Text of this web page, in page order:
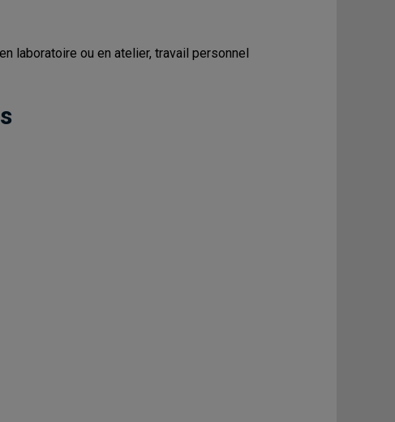
laboratoire ou en atelier, travail personnel